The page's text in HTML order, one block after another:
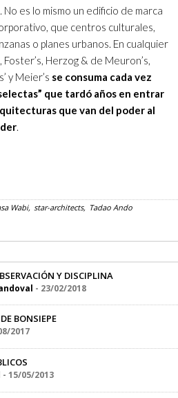
es lo mismo un edificio de marca
que centros culturales,
o planes urbanos. En cualquier
Foster’s, Herzog & de Meuron’s,
y Meier’s se consuma cada vez
que tardó años en entrar
que van del poder al
.
Wabi star-architects Tadao Ando
Y DISCIPLINA
- 23/02/2018
BONSIEPE
2017
- 15/05/2013